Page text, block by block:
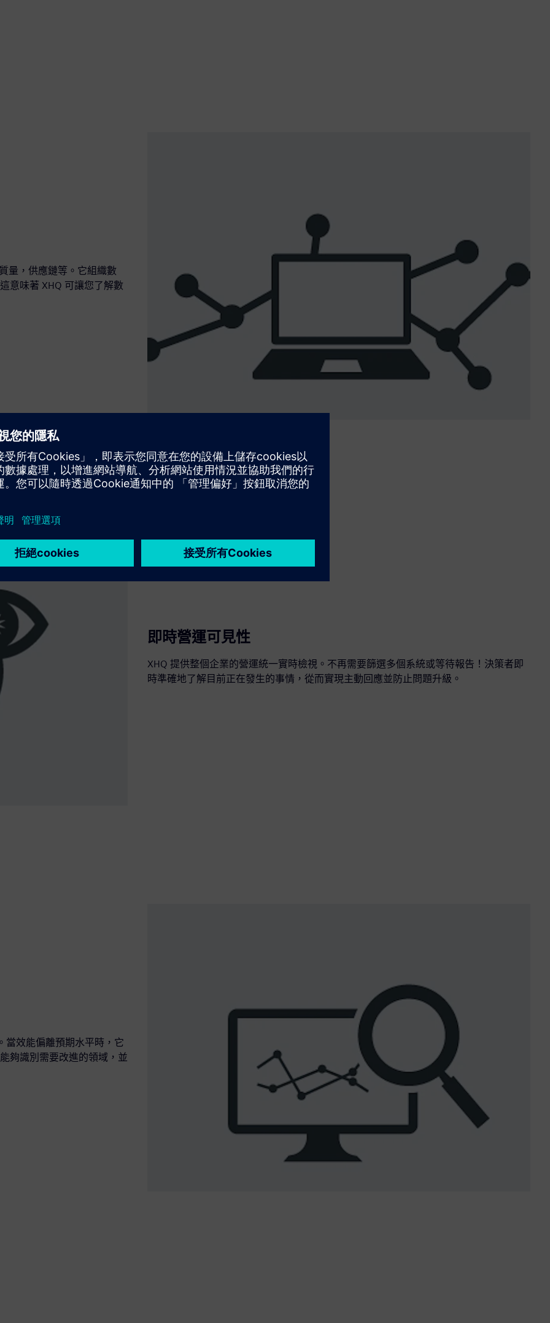
量，供應鏈等。它組織數
意味著 XHQ 可讓您了解數
即時營運可見性
XHQ 提供整個企業的營運統一實時檢視。不再需要篩選多個系統或等待報告！決策者即
時準確地了解目前正在發生的事情，從而實現主動回應並防止問題升級。
當效能偏離預期水平時，它
夠識別需要改進的領域，並